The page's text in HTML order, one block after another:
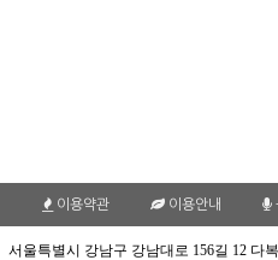
이용약관 이용안내
서울특별시 강남구 강남대로 156길 12 다